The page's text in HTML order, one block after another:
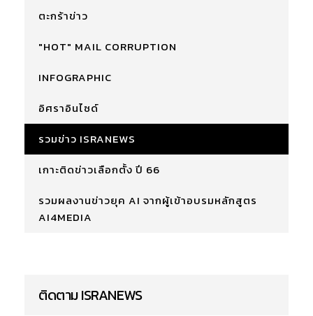
ตะกร้าข่าว
"HOT" MAIL CORRUPTION
INFOGRAPHIC
อิศราอินไซด์
รวมข่าว ISRANEWS
เกาะติดข่าวเลือกตั้ง ปี 66
รวมผลงานข่าวยุค AI จากผู้เข้าอบรมหลักสูตร
AI4MEDIA
ติดตาม ISRANEWS